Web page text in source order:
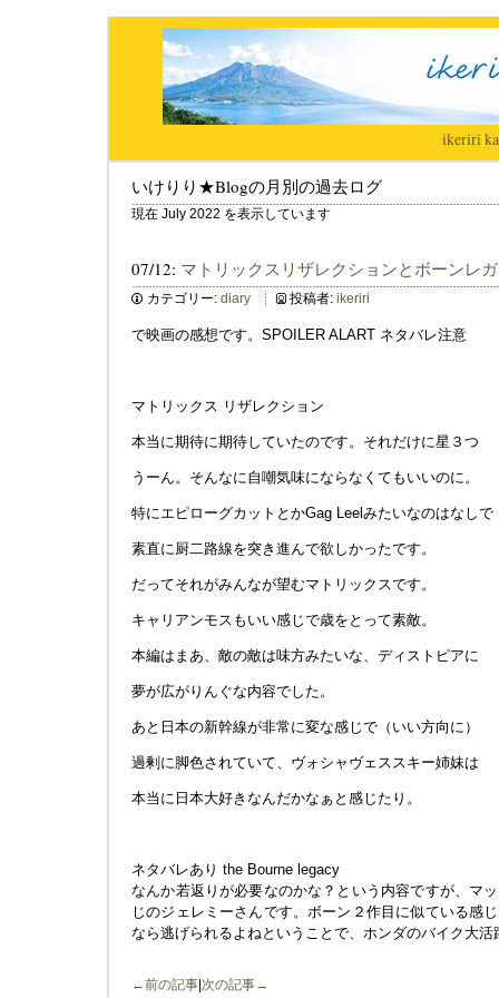
ikeriri|
いけりり★Blogの月別の過去ログ
現在 July 2022 を表示しています
07/12: マトリックスリザレクションとボーンレ
カテゴリー: diary 投稿者: ikeriri
で映画の感想です。SPOILER ALART ネタバレ注意
マトリックス リザレクション
本当に期待に期待していたのです。それだけに星３つ
うーん。そんなに自嘲気味にならなくてもいいのに。
特にエピローグカットとかGag Leelみたいなのはなしで
素直に厨二路線を突き進んで欲しかったです。
だってそれがみんなが望むマトリックスです。
キャリアンモスもいい感じで歳をとって素敵。
本編はまあ、敵の敵は味方みたいな、ディストピアに
夢が広がりんぐな内容でした。
あと日本の新幹線が非常に変な感じで（いい方向に）
過剰に脚色されていて、ヴォシャヴェススキー姉妹は
本当に日本大好きなんだかなぁと感じたり。
ネタバレあり the Bourne legacy
なんか若返りが必要なのかな？という内容ですが、マ
じのジェレミーさんです。ボーン２作目に似ている感
なら逃げられるよねということで、ホンダのバイク大
←前の記事 次の記事→